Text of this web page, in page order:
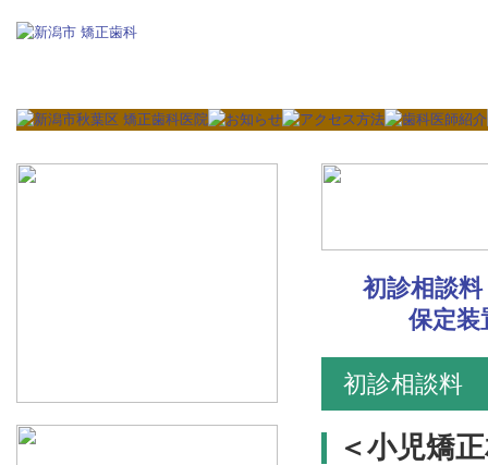
初診相談料
保定装
初診相談料
＜小児矯